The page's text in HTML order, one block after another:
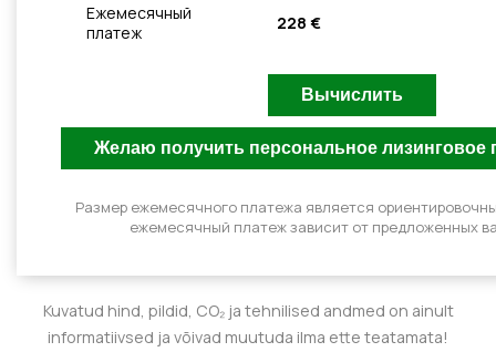
Ежемесячный
платеж
228 €
Размер ежемесячного платежа является
ежемесячный платеж зависит от предложенных
Kuvatud hind, pildid, CO₂ ja tehnilised andmed on ainult
informatiivsed ja võivad muutuda ilma ette teatamata!